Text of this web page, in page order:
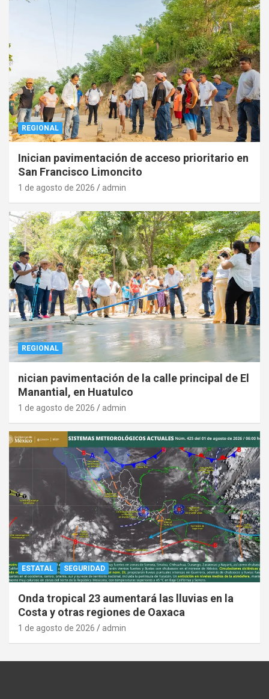
REGIONAL
Inician pavimentación de acceso prioritario en
San Francisco Limoncito
1 de agosto de 2026 admin
REGIONAL
nician pavimentación de la calle principal de El
Manantial, en Huatulco
1 de agosto de 2026 admin
ESTATAL SEGURIDAD
Onda tropical 23 aumentará las lluvias en la
Costa y otras regiones de Oaxaca
1 de agosto de 2026 admin